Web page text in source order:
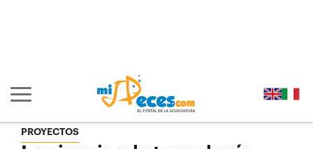
Mostrar/ocultar navegación principal
PROYECTOS